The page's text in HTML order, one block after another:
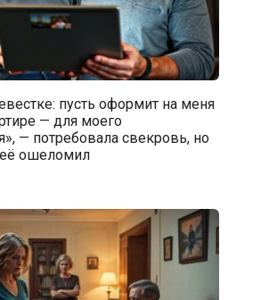
пусть оформит на меня
— для моего
— потребовала свекровь, но
ошеломил